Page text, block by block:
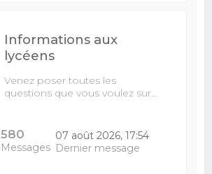
Informations aux
lycéens
Venez poser toutes les
questions que vous voulez sur…
580
Messages
07 août 2026, 17:54
Dernier message